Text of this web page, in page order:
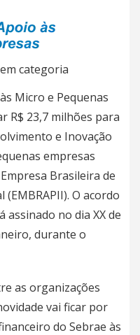
categoria
Micro e Pequenas
R$ 23,7 milhões para
e Inovação
empresas
Brasileira de
O acordo
no dia XX de
durante o
as organizações
vai ficar por
do Sebrae às